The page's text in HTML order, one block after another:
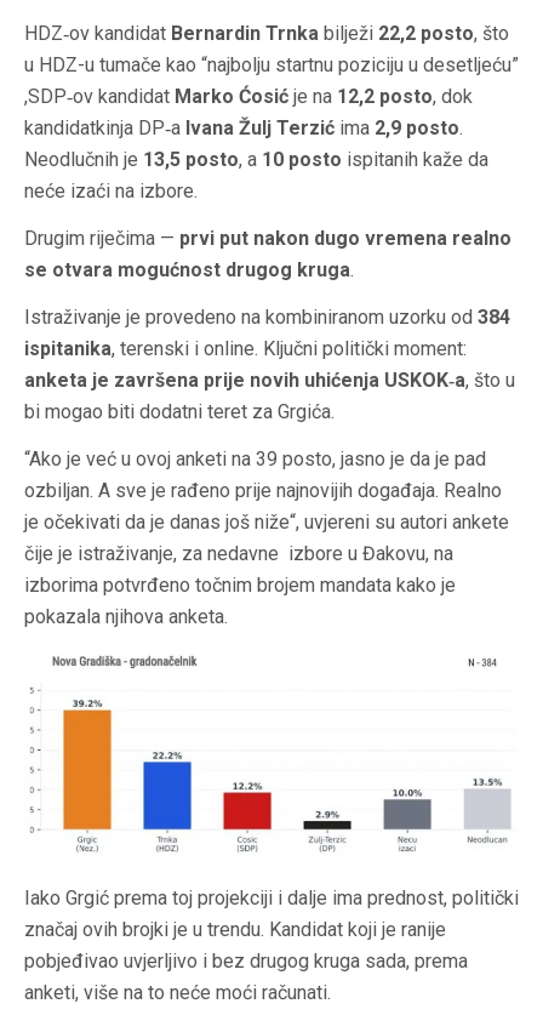
HDZ‑ov kandidat Bernardin Trnka bilježi 22,2 posto, što
u HDZ-u tumače kao “najbolju startnu poziciju u desetljeću”
,SDP‑ov kandidat Marko Ćosić je na 12,2 posto, dok
kandidatkinja DP‑a Ivana Žulj Terzić ima 2,9 posto.
Neodlučnih je 13,5 posto, a 10 posto ispitanih kaže da
neće izaći na izbore.
Drugim riječima — prvi put nakon dugo vremena realno
se otvara mogućnost drugog kruga.
Istraživanje je provedeno na kombiniranom uzorku od 384
ispitanika, terenski i online. Ključni politički moment:
anketa je završena prije novih uhićenja USKOK‑a, što u
bi mogao biti dodatni teret za Grgića.
“Ako je već u ovoj anketi na 39 posto, jasno je da je pad
ozbiljan. A sve je rađeno prije najnovijih događaja. Realno
je očekivati da je danas još niže“, uvjereni su autori ankete
čije je istraživanje, za nedavne izbore u Đakovu, na
izborima potvrđeno točnim brojem mandata kako je
pokazala njihova anketa.
Iako Grgić prema toj projekciji i dalje ima prednost, politički
značaj ovih brojki je u trendu. Kandidat koji je ranije
pobjeđivao uvjerljivo i bez drugog kruga sada, prema
anketi, više na to neće moći računati.